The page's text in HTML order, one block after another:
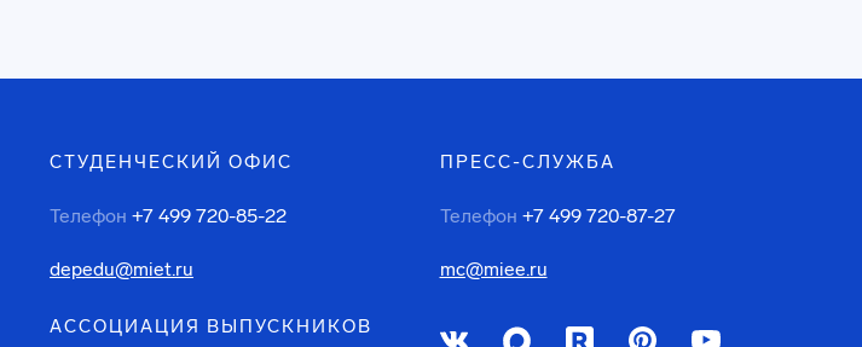
СТУДЕНЧЕСКИЙ ОФИС
Телефон +7 499 720-85-22
depedu@miet.ru
АССОЦИАЦИЯ ВЫПУСКНИКОВ
ПРЕСС-СЛУЖБА
Телефон +7 499 720-87-27
mc@miee.ru